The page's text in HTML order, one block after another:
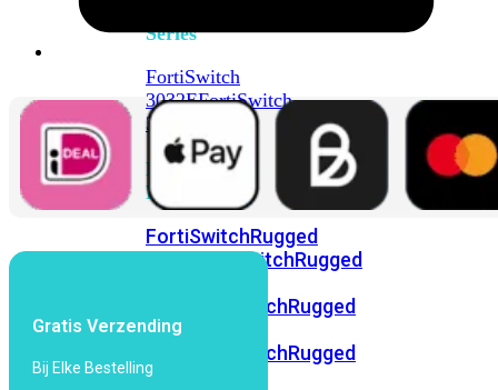
Series
FortiSwitch
3032EFortiSwitch
3032G
FortiSwitch
Ruggedized
FortiSwitchRugged
FortiSwitchRugged
FortiSwitchRugged
216F-
FortiSwitchRugged
424F-
Gratis Verzending
Bij Elke Bestelling